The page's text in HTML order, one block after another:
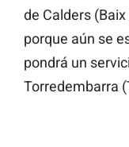
de Calders
porque aún se
pondrá un
Torredembarra